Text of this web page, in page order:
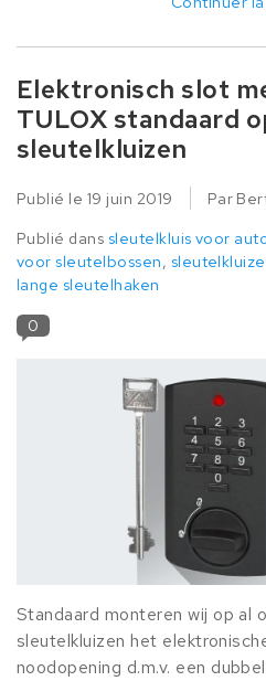
Elektronisch slot
TULOX standaard
sleutelkluizen
Publié le 19 juin 2019
Par
Publié dans sleutelkluis voor
voor sleutelbossen,
lange sleutelhaken
0
Standaard monteren wij op al
sleutelkluizen het
noodopening d.m.v. een